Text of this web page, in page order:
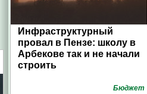
Инфраструктурный
провал в Пензе: школу в
Арбекове так и не начали
строить
Бюджет